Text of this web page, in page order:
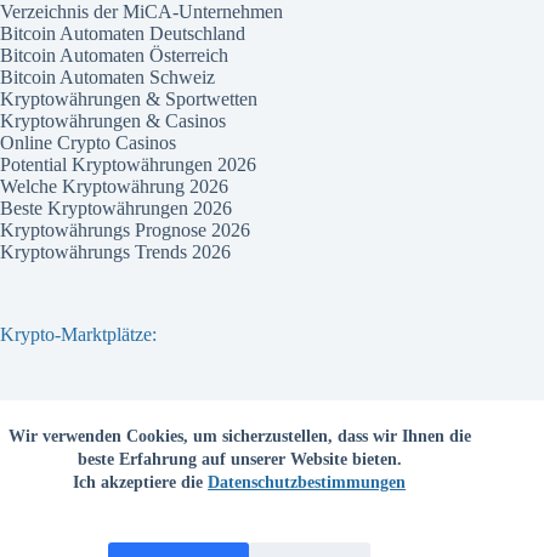
Wir verwenden Cookies, um sicherzustellen, dass wir Ihnen die
beste Erfahrung auf unserer Website bieten.
Ich akzeptiere dieDatenschutzbestimmungen
Verzeichnis der MiCA-Unternehmen
Bitcoin Automaten Deutschland
Bitcoin Automaten Österreich
Bitcoin Automaten Schweiz
Kryptowährungen & Sportwetten
Kryptowährungen & Casinos
Online Crypto Casinos
Potential Kryptowährungen 2026
Welche Kryptowährung 2026
Beste Kryptowährungen 2026
Kryptowährungs Prognose 2026
Kryptowährungs Trends 2026
Krypto-Marktplätze:
Bitpanda
Bitcoin.de